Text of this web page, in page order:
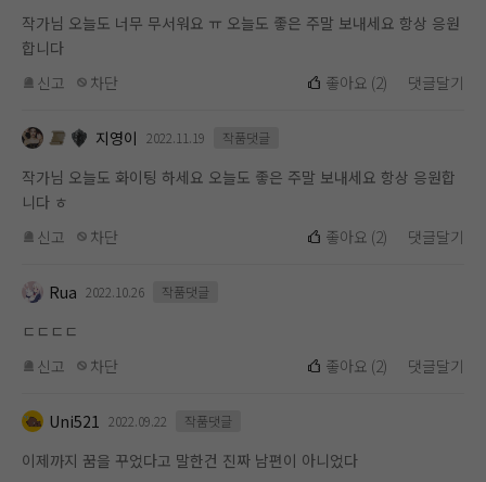
작가님 오늘도 너무 무서워요 ㅠ 오늘도 좋은 주말 보내세요 항상 응원
합니다
신고
차단 좋아요 (2) 댓글달기
지영이 2022.11.19 작품댓글
작가님 오늘도 화이팅 하세요 오늘도 좋은 주말 보내세요 항상 응원합
니다 ㅎ
신고
차단 좋아요 (2) 댓글달기
Rua 2022.10.26 작품댓글
ㄷㄷㄷㄷ
신고
차단 좋아요 (2) 댓글달기
Uni521 2022.09.22 작품댓글
이제까지 꿈을 꾸었다고 말한건 진짜 남편이 아니었다